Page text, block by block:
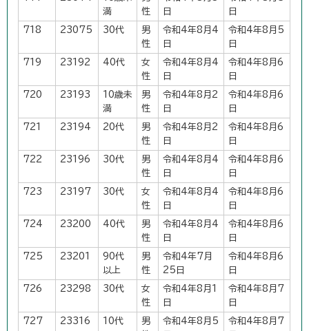
満
性
日
日
718 23075 30代
男
性
令和4年8月4
日
令和4年8月5
日
719 23192 40代
女
性
令和4年8月4
日
令和4年8月6
日
720 23193
10歳未
満
男
性
令和4年8月2
日
令和4年8月6
日
721 23194 20代
男
性
令和4年8月2
日
令和4年8月6
日
722 23196 30代
男
性
令和4年8月4
日
令和4年8月6
日
723 23197 30代
女
性
令和4年8月4
日
令和4年8月6
日
724 23200 40代
男
性
令和4年8月4
日
令和4年8月6
日
725 23201
90代
以上
男
性
令和4年7月
25日
令和4年8月6
日
726 23298 30代
女
性
令和4年8月1
日
令和4年8月7
日
727 23316 10代
男
令和4年8月5
令和4年8月7